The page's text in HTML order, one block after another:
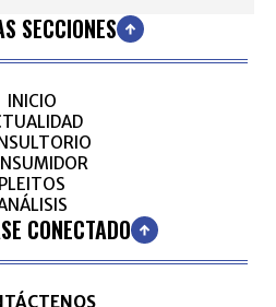
SECCIONES
INICIO
PLEITOS
CONECTADO